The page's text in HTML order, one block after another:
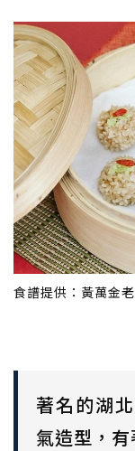
食譜提供：黃萬金
著名的湖
氣造型，